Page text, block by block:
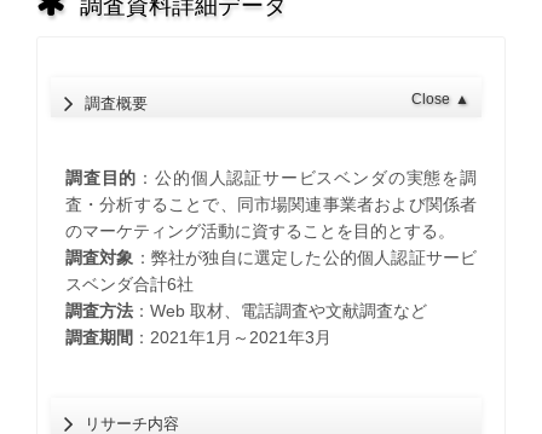
調査概要 Close ▲
調査目的 ：公的個人認証サービスベンダの実態を調
査・分析することで、同市場関連事業者および関係者
のマーケティング活動に資することを目的とする。
調査対象 ：弊社が独自に選定した公的個人認証サービ
スベンダ合計6社
調査方法：Web 取材、電話調査や文献調査など
調査期間 ：2021年1月～2021年3月
リサーチ内容